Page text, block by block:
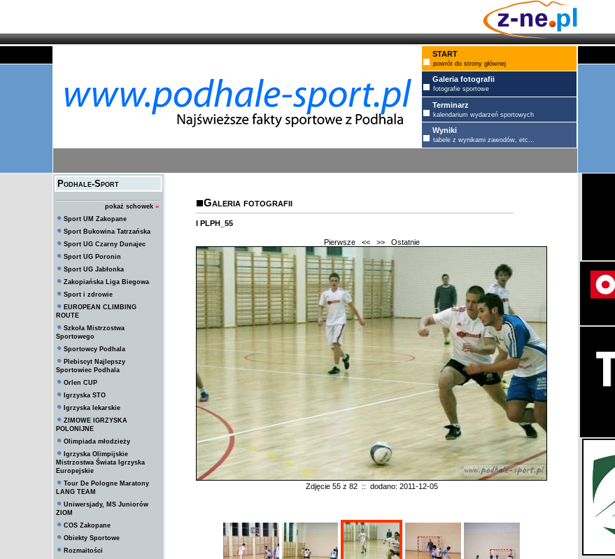
START
powrót do strony głównej
Galeria fotografii
fotografie sportowe
Terminarz
kalendarium wydarzeń sportowych
Wyniki
tabele z wynikami zawodów, etc...
Podhale-Sport
pokaż schowek »
Sport UM Zakopane
Sport Bukowina Tatrzańska
Sport UG Czarny Dunajec
Sport UG Poronin
Sport UG Jabłonka
Zakopiańska Liga Biegowa
Sport i zdrowie
EUROPEAN CLIMBING
ROUTE
Szkoła Mistrzostwa
Sportowego
Sportowcy Podhala
Plebiscyt Najlepszy
Sportowiec Podhala
Orlen CUP
Igrzyska STO
Igrzyska lekarskie
ZIMOWE IGRZYSKA
POLONIJNE
Olimpiada młodzieży
Igrzyska Olimpijskie
Mistrzostwa Świata Igrzyska
Europejskie
Tour De Pologne Maratony
LANG TEAM
Uniwersjady, MS Juniorów
ZIOM
COS Zakopane
Obiekty Sportowe
Rozmaitości
Galeria fotografii
I PLPH_55
Pierwsze << >> Ostatnie
Zdjęcie 55 z 82 :: dodano: 2011-12-05